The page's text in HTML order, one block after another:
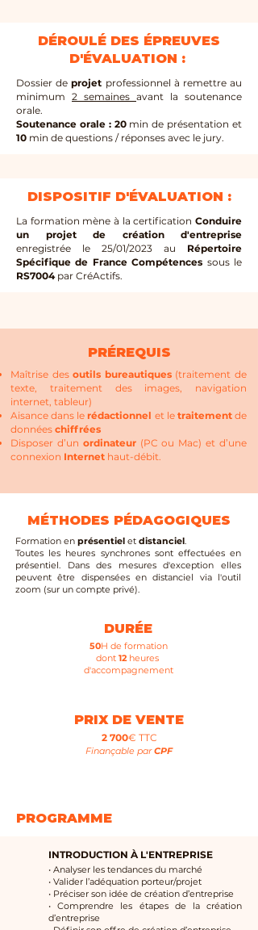
DÉROULÉ DES ÉPREUVES
D'ÉVALUATION :
Dossier deprojet professionnel à remettre au
minimum 2 semaines avant la soutenance
orale.
Soutenance orale : 20min de présentation et
10 min de questions / réponses avec le jury.
DISPOSITIF D'ÉVALUATION :
La formation mène à la certification Conduire
un projet de création d'entreprise
enregistrée le 25/01/2023 au Répertoire
Spécifique de France Compétences sous le
RS7004par CréActifs.
PRÉREQUIS
Maîtrise desoutils bureautiques(traitement de
texte, traitement des images, navigation
internet, tableur)
Aisance dans lerédactionnel et le traitementde
données chiffrées
Disposer d’un ordinateur(PC ou Mac) et d’une
connexion Internet haut-débit.
MÉTHODES PÉDAGOGIQUES
Formation en présentiel et distanciel.
Toutes les heures synchrones sont effectuées en
présentiel. Dans des mesures d'exception elles
peuvent être dispensées en distanciel via l'outil
zoom (sur un compte privé).
DURÉE
50H de formation
dont 12heures
d'accompagnement
PRIX DE VENTE
2 700€ TTC
Finançable parCPF
PROGRAMME
INTRODUCTION À L'ENTREPRISE
• Analyser les tendances du marché
• Valider l’adéquation porteur/projet
• Préciser son idée de création d’entreprise
• Comprendre les étapes de la création
d’entreprise